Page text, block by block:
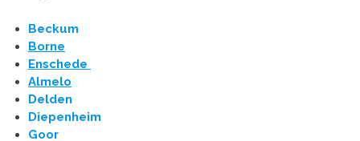
Beckum
Borne
Enschede
Almelo
Delden
Diepenheim
Goor